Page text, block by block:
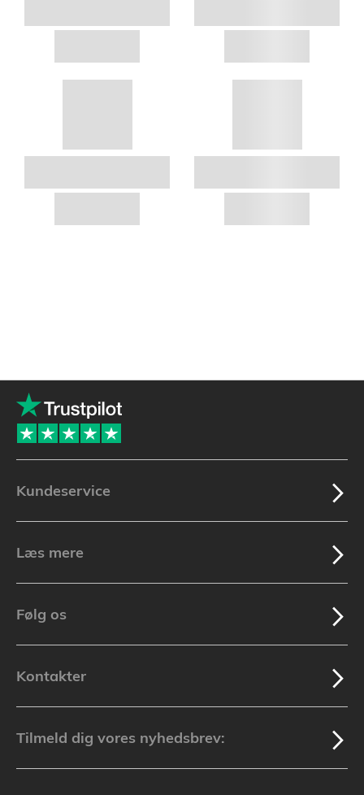
Kundeservice
Læs mere
Følg os
Kontakter
Tilmeld dig vores nyhedsbrev: